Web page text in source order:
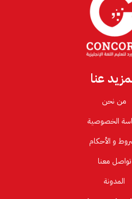
عنا
من نحن
الخصوصية
و الأحكام
تواصل معنا
المدونة